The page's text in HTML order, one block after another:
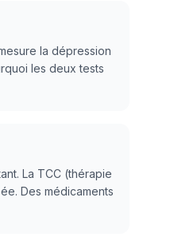
la dépression
les deux tests
La TCC (thérapie
Des médicaments